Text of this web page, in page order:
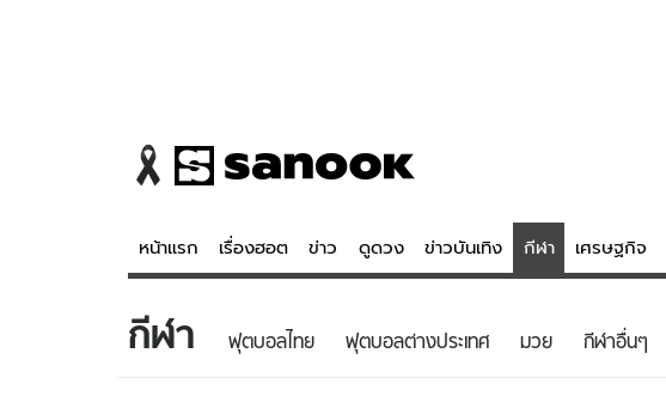
หน้าแรก เรื่องฮอต ข่าว ดูดวง ข่าวบันเทิง กีฬา เศรษฐกิจ
ข่าว ดูดวง - ตรวจหวย
กีฬา ฟุตบอลไทย ฟุตบอลต่างประเทศ มวย กีฬาอื่นๆ